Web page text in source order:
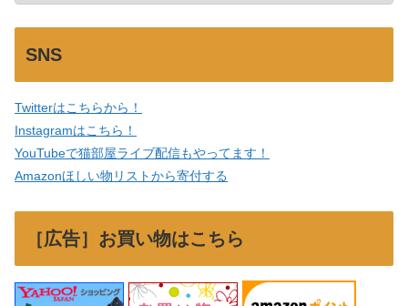
SNS
Twitterはこちらから！
Instagramはこちら！
YouTubeで猫部屋ライブ配信もやってます！
Amazonほしい物リストから寄付する
［広告］お買い物はこちら